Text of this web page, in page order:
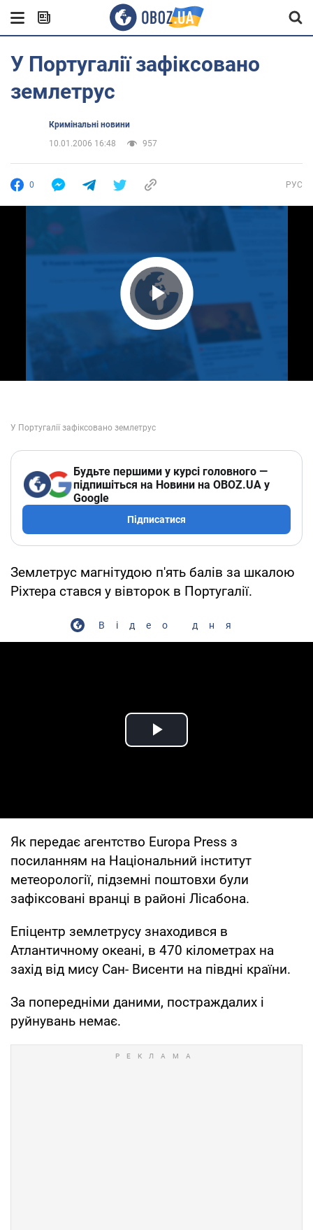
У Португалії зафіксовано
землетрус
Кримінальні новини
10.01.2006 16:48
957
0 РУС
Play Video
Будьте першими у курсі головного —
підпишіться на Новини на OBOZ.UA у
Google
Підписатися
Землетрус магнітудою п'ять балів за шкалою
Ріхтера стався у вівторок в Португалії.
Відео дня
Play Video
Як передає агентство Europa Press з
посиланням на Національний інститут
метеорології, підземні поштовхи були
зафіксовані вранці в районі Лісабона.
Епіцентр землетрусу знаходився в
Атлантичному океані, в 470 кілометрах на
захід від мису Сан- Висенти на півдні країни.
За попередніми даними, постраждалих і
руйнувань немає.